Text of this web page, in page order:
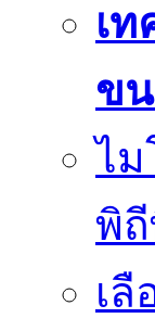
เ
ข
ไม
พิ
เลื